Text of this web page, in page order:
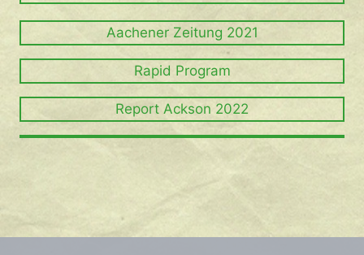
Aachener Zeitung 2021
Rapid Program
Report Ackson 2022